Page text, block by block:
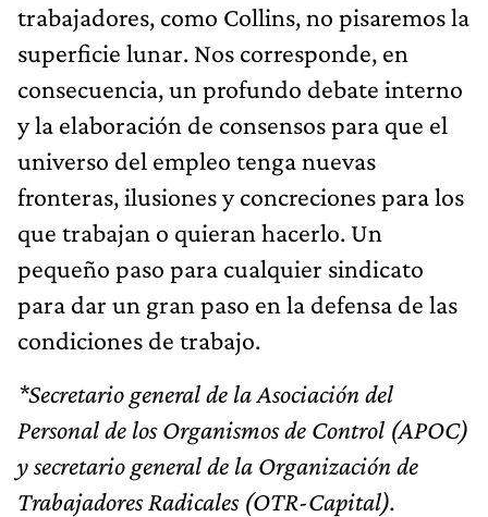
trabajadores, como Collins, no pisaremos la
superficie lunar. Nos corresponde, en
consecuencia, un profundo debate interno
y la elaboración de consensos para que el
universo del empleo tenga nuevas
fronteras, ilusiones y concreciones para los
que trabajan o quieran hacerlo. Un
pequeño paso para cualquier sindicato
para dar un gran paso en la defensa de las
condiciones de trabajo.
*Secretario general de la Asociación del
Personal de los Organismos de Control (APOC)
y secretario general de la Organización de
Trabajadores Radicales (OTR-Capital).